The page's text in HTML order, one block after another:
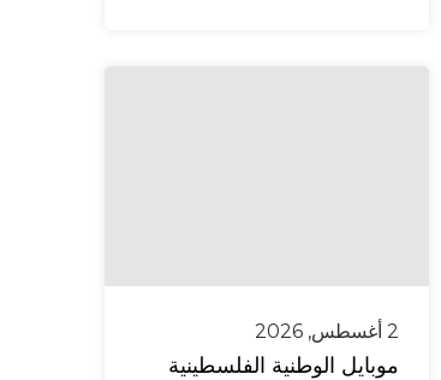
2 أغسطس, 2026
موبايل الوطنية الفلسطينية